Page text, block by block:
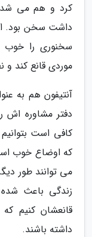
کرد و هم می شد
داشت سخن بود.
سخنوری را خوب
موردی قانع کند
آنتیفون هم به
دفتر مشاوره اش
کافی است
که اوضاع خوب
می توانند طور
زندگی باعث
قانعشان کنیم
داشته باشند.